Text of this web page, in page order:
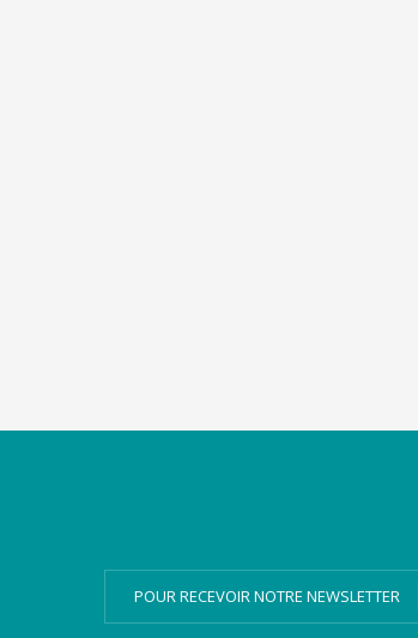
POUR RECEVOIR NOTRE NEWSLETTER